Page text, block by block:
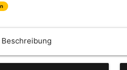
Beschreibung